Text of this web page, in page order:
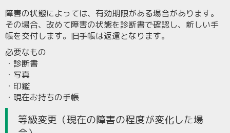
障害の状態によっては、有効期限がある場合があります。
その場合、改めて障害の状態を診断書で確認し、新しい手
帳を交付します。旧手帳は返還となります。
必要なもの
・診断書
・写真
・印鑑
・現在お持ちの手帳
等級変更（現在の障害の程度が変化した場